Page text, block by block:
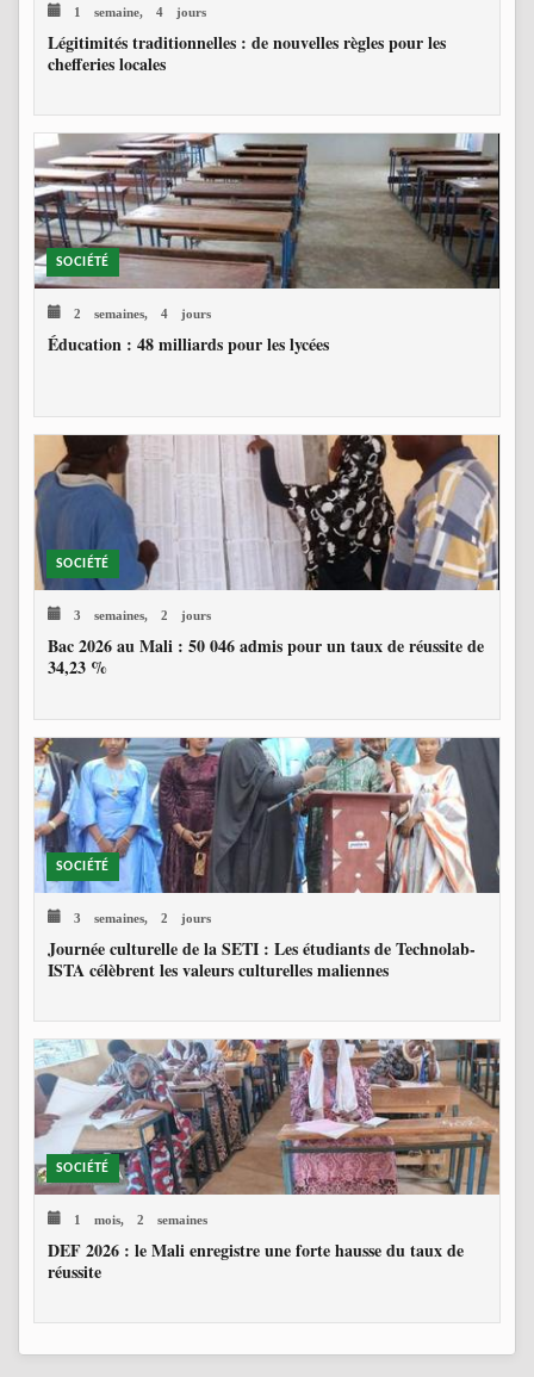
1 semaine, 4 jours
Légitimités traditionnelles : de nouvelles règles pour les
chefferies locales
SOCIÉTÉ
2 semaines, 4 jours
Éducation : 48 milliards pour les lycées
SOCIÉTÉ
3 semaines, 2 jours
Bac 2026 au Mali : 50 046 admis pour un taux de réussite de
34,23 %
SOCIÉTÉ
3 semaines, 2 jours
Journée culturelle de la SETI : Les étudiants de Technolab-
ISTA célèbrent les valeurs culturelles maliennes
SOCIÉTÉ
1 mois, 2 semaines
DEF 2026 : le Mali enregistre une forte hausse du taux de
réussite